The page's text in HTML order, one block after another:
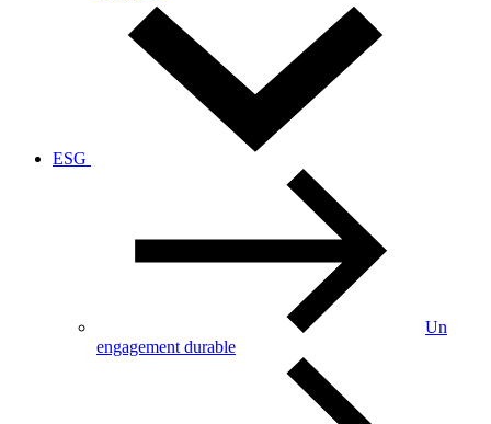
ESG
Un
engagement durable